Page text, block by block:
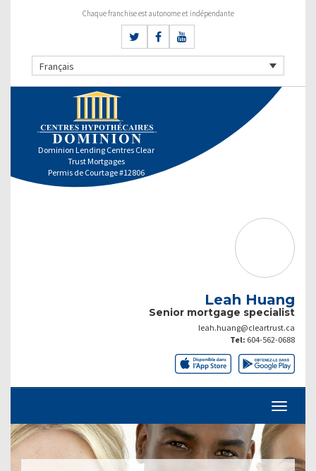
Chaque franchise est autonome et indépendante
Français
Dominion Lending Centres Clear
Trust Mortgages
Permis de Courtage #12806
Leah Huang
Senior mortgage specialist
leah.huang@cleartrust.ca
Tel: 604-562-0688